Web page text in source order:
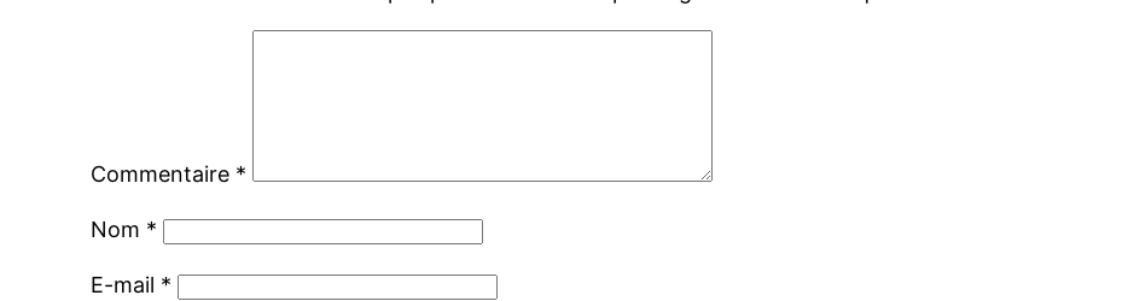
Commentaire *
Nom *
E-mail *